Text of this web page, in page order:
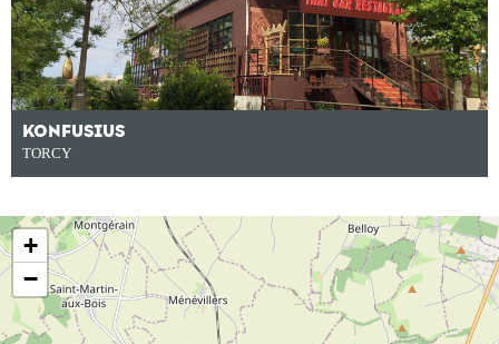
KONFUSIUS
TORCY
+
−